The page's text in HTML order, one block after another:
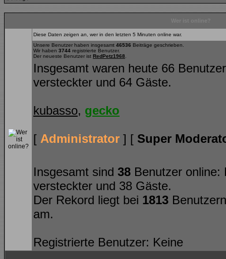
Diese Daten zeigen an, wer in den letzten 5 Minuten online war.
Unsere Benutzer haben insgesamt 46536 Beiträge geschrieben.
Wir haben 3744 registrierte Benutzer.
Der neueste Benutzer ist RedPetz1968
Insgesamt waren heute 66
versteckter und 64 Gäste.
kubasso, gecko
[ Administrator ] [ Super
Insgesamt sind 38 Benutzer online:
versteckter und 38 Gäste.
Der Rekord liegt bei 1813
am.
Registrierte Benutzer: Keine